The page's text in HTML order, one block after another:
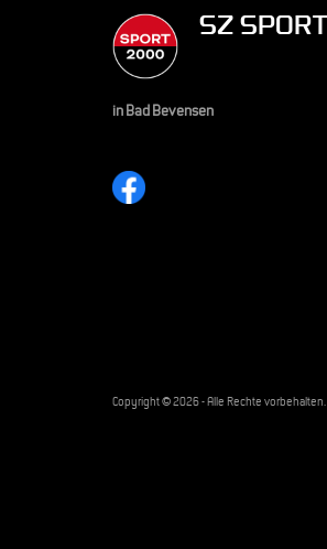
SZ SPORT
in Bad Bevensen
Copyright © 2026 - Alle Rechte vorbehalten.